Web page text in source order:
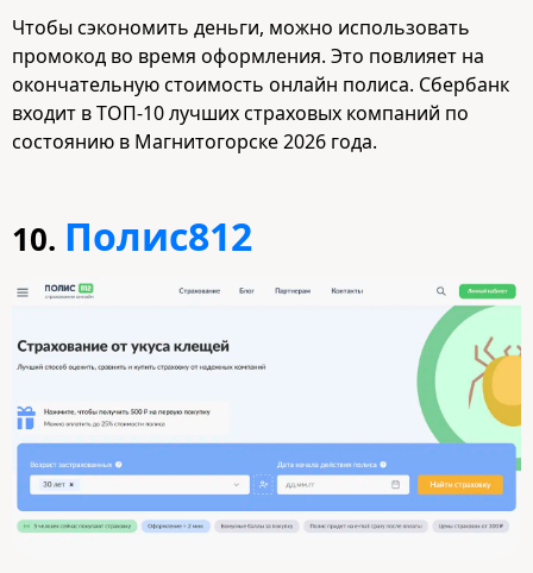
Чтобы сэкономить деньги, можно использовать
промокод во время оформления. Это повлияет на
окончательную стоимость онлайн полиса. Сбербанк
входит в ТОП-10 лучших страховых компаний по
состоянию в Магнитогорске 2026 года.
10. Полис812